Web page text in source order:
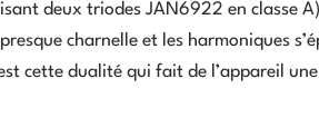
deux triodes JAN6922 en classe
charnelle et les harmoniques
cette dualité qui fait de l’appareil